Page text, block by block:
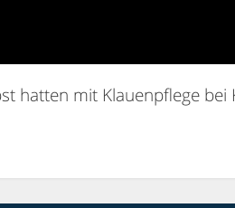
hatten mit Klauenpflege